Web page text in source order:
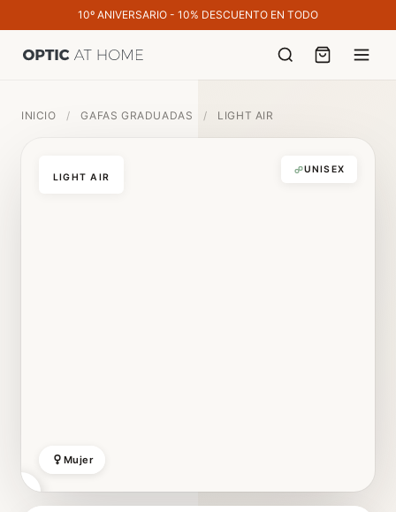
10º ANIVERSARIO - 10% DESCUENTO EN TODO
INICIO / GAFAS GRADUADAS / LIGHT AIR
Mujer
LIGHT AIR
UNISEX